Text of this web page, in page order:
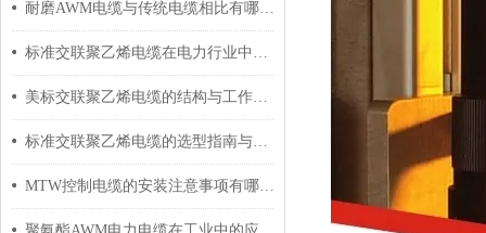
耐磨AWM电缆与传统电缆相比有哪些优势？
标准交联聚乙烯电缆在电力行业中的应用
美标交联聚乙烯电缆的结构与工作原理
标准交联聚乙烯电缆的选型指南与设计要点
MTW控制电缆的安装注意事项有哪些？